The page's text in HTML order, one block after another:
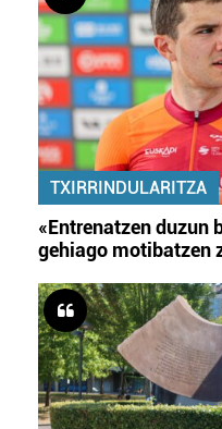
TXIRRINDULARITZA
«Entrenatzen duzun
gehiago motibatzen